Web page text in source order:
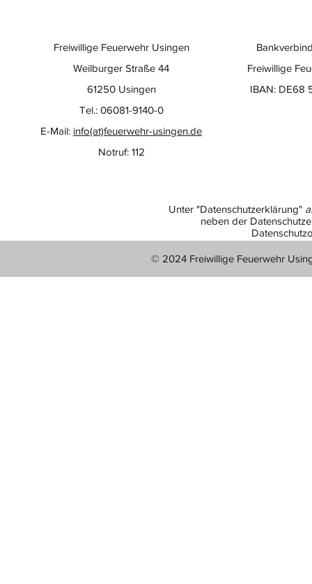
Freiwillige
IBAN: DE68
Freiwillige Feuerwehr Usingen
Weilburger Straße 44
61250 Usingen
Tel.: 06081-9140-0
E-Mail: info(at)feuerwehr-usingen.de
Notruf: 112
Unter "Datenschutzerklärung"
neben der
© 2024 Freiwillige Feuerwehr